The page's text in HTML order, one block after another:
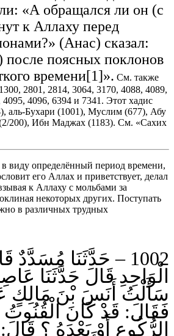
«А обращался ли он (с
к Аллаху перед
(Анас) сказал:
после поясных поклонов
времени[1]». См. также
2801, 2814, 3064, 3170, 4088, 4089,
4096, 6394 и 7341. Этот хадис
аль-Бухари (1001), Муслим (677), Абу
200), Ибн Маджах (1183). См. «Сахих
виду определённый период времени,
его Аллах и приветствует, делал
к Аллаху с мольбами за
некоторых других. Поступать
в различных трудных
1002 – حَدَّثَنَا
الْوَاحِدِ قَالَ حَدَّثَنَا
سَأَلْتُ أَنَسَ بْنَ مَالِكٍ
فَقَالَ: قَدْ كَانَ
الرُّكُوعِ أَوْ بَعْدَهُ ؟